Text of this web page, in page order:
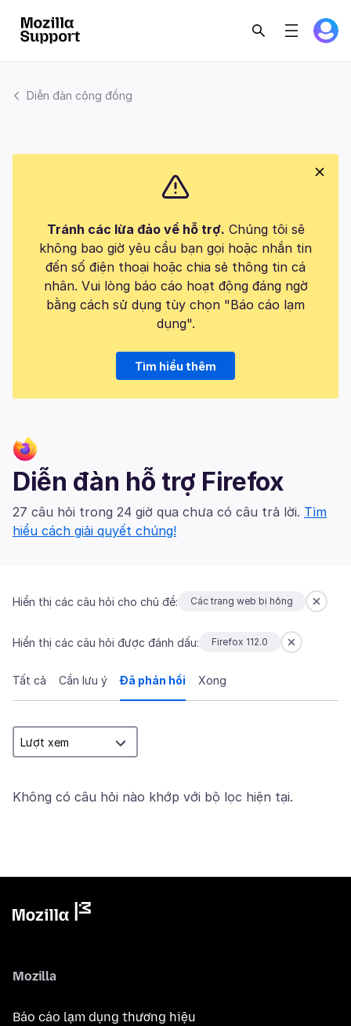
Diễn đàn cộng đồng
Tránh các lừa đảo về hỗ trợ. Chúng tôi sẽ
không bao giờ yêu cầu bạn gọi hoặc nhắn tin
đến số điện thoại hoặc chia sẻ thông tin cá
nhân. Vui lòng báo cáo hoạt động đáng ngờ
bằng cách sử dụng tùy chọn "Báo cáo lạm
dụng".
Tìm hiểu thêm
Diễn đàn hỗ trợ Firefox
27 câu hỏi trong 24 giờ qua chưa có câu trả lời. Tìm
hiểu cách giải quyết chúng!
Hiển thị các câu hỏi cho chủ đề: Các trang web bị hỏng
Hiển thị các câu hỏi được đánh dấu: Firefox 112.0
Tất cả Cần lưu ý Đã phản hồi Xong
Không có câu hỏi nào khớp với bộ lọc hiện tại.
Mozilla
Báo cáo lạm dụng thương hiệu